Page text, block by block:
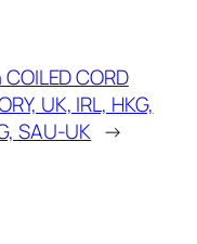
CORD
UK, IRL, HKG,
SAU-UK →